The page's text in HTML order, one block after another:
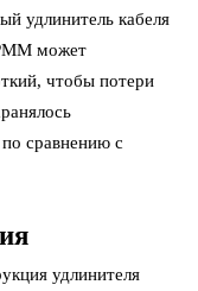
удлинитель кабеля
может
чтобы потери
сравнению с
удлинителя